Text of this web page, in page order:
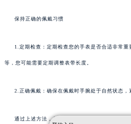
保持正确的佩戴习惯
1.定期检查：定期检查您的手表是否合适非常
等，您可能需要定期调整表带长度。
2.正确佩戴：确保在佩戴时手腕处于自然状态，
通过上述方法，您可以有效地解决卡地亚表带